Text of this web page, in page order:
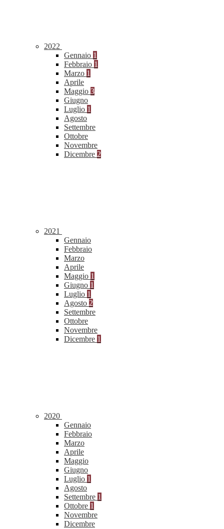
2022
Gennaio 1
Febbraio 1
Marzo 1
Aprile
Maggio 3
Giugno
Luglio 1
Agosto
Settembre
Ottobre
Novembre
Dicembre 2
2021
Gennaio
Febbraio
Marzo
Aprile
Maggio 1
Giugno 1
Luglio 1
Agosto 2
Settembre
Ottobre
Novembre
Dicembre 1
2020
Gennaio
Febbraio
Marzo
Aprile
Maggio
Giugno
Luglio 1
Agosto
Settembre 1
Ottobre 1
Novembre
Dicembre